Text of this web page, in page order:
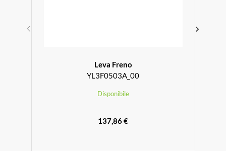
Leva Freno
YL3F0503A_00
Disponibile
137,86 €